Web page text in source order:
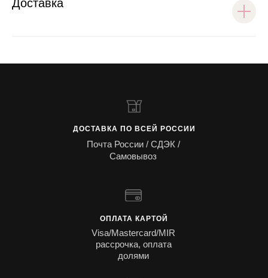
Доставка
ОПЛАТА КАРТОЙ
Visa/Mastercard/MIR
рассрочка, оплата
долями
ДОСТАВКА ПО ВСЕЙ РОССИИ
Почта России / СДЭК /
Самовывоз